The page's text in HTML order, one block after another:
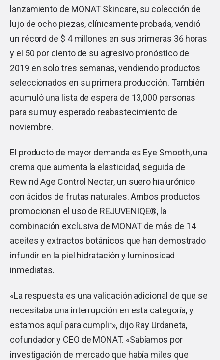
lanzamiento de MONAT Skincare, su colección de
lujo de ocho piezas, clínicamente probada, vendió
un récord de $ 4 millones en sus primeras 36 horas
y el 50 por ciento de su agresivo pronóstico de
2019 en solo tres semanas, vendiendo productos
seleccionados en su primera producción. También
acumuló una lista de espera de 13,000 personas
para su muy esperado reabastecimiento de
noviembre.
El producto de mayor demanda es Eye Smooth, una
crema que aumenta la elasticidad, seguida de
Rewind Age Control Nectar, un suero hialurónico
con ácidos de frutas naturales. Ambos productos
promocionan el uso de REJUVENIQE®, la
combinación exclusiva de MONAT de más de 14
aceites y extractos botánicos que han demostrado
infundir en la piel hidratación y luminosidad
inmediatas.
«La respuesta es una validación adicional de que se
necesitaba una interrupción en esta categoría, y
estamos aquí para cumplir», dijo Ray Urdaneta,
cofundador y CEO de MONAT. «Sabíamos por
investigación de mercado que había miles que